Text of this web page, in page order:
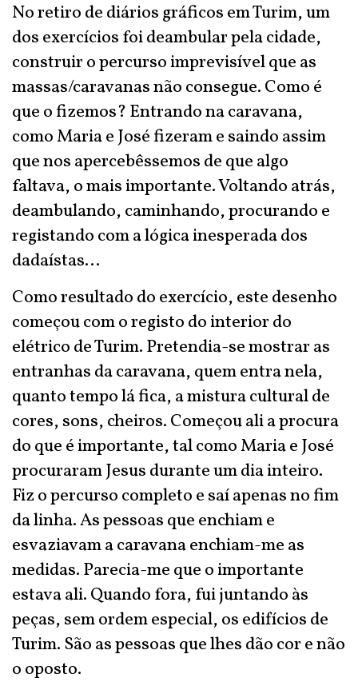
No retiro de diários gráficos em Turim, um
dos exercícios foi deambular pela cidade,
construir o percurso imprevisível que as
massas/caravanas não consegue. Como é
que o fizemos? Entrando na caravana,
como Maria e José fizeram e saindo assim
que nos apercebêssemos de que algo
faltava, o mais importante. Voltando atrás,
deambulando, caminhando, procurando e
registando com a lógica inesperada dos
dadaístas…
Como resultado do exercício, este desenho
começou com o registo do interior do
elétrico de Turim. Pretendia-se mostrar as
entranhas da caravana, quem entra nela,
quanto tempo lá fica, a mistura cultural de
cores, sons, cheiros. Começou ali a procura
do que é importante, tal como Maria e José
procuraram Jesus durante um dia inteiro.
Fiz o percurso completo e saí apenas no fim
da linha. As pessoas que enchiam e
esvaziavam a caravana enchiam-me as
medidas. Parecia-me que o importante
estava ali. Quando fora, fui juntando às
peças, sem ordem especial, os edifícios de
Turim. São as pessoas que lhes dão cor e não
o oposto.